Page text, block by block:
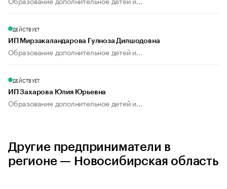
ДЕЙСТВУЕТ
ИП Мирзакаландарова Гулноза Дилшодовна
Образование дополнительное детей и...
ДЕЙСТВУЕТ
ИП Захарова Юлия Юрьевна
Образование дополнительное детей и...
Другие предприниматели в
регионе — Новосибирская область